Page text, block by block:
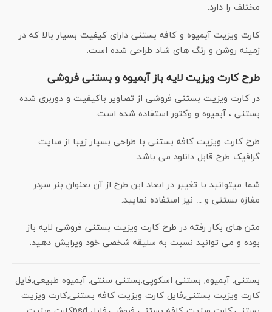
مختلف را دارد.
کارت ویزیت آبمیوه و کافه بستنی دارای کیفیت بسیار بالا که در
زمینه روشن و رنگ های شاد طراحی شده است.
طرح کارت ویزیت لایه باز آبمیوه و بستنی فروشی
در کارت ویزیت بستنی فروشی از تصاویر باکیفیت و دوربری شده
بستنی ، آبمیوه و وکتور استفاده شده است.
طرح کارت ویزیت کافه بستنی با طراحی بسیار زیبا از سایت
گرافیک طرح قابل دانلود می باشد.
شما میتوانید با تغییر در ابعاد این طرح از آن بعنوان بنر سردر
مغازه بستنی و … نیز استفاده نمایید.
متن های بکار رفته در طرح کارت ویزیت بستنی فروشی لایه باز
بوده و می توانید نسبت به سلیقه شخصی خود ویرایش دهید.
بستنی, آبمیوه, بستنی اسکوپی,بستنی سنتی, آبمیوه طبیعی,فایل
کارت ویزیت بستنی,فایل کارت ویزیت کافه بستنی,کارت ویزیت